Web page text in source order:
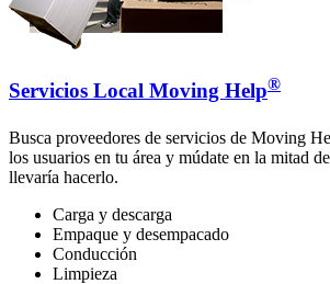
Servicios Local Moving Help®
Busca proveedores de servicios de Moving
los usuarios en tu área y múdate en la mitad
llevaría hacerlo.
Carga y descarga
Empaque y desempacado
Conducción
Limpieza